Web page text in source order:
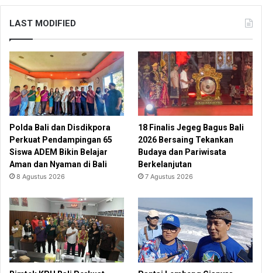
LAST MODIFIED
Polda Bali dan Disdikpora
Perkuat Pendampingan 65
Siswa ADEM Bikin Belajar
Aman dan Nyaman di Bali
8 Agustus 2026
18 Finalis Jegeg Bagus Bali
2026 Bersaing Tekankan
Budaya dan Pariwisata
Berkelanjutan
7 Agustus 2026